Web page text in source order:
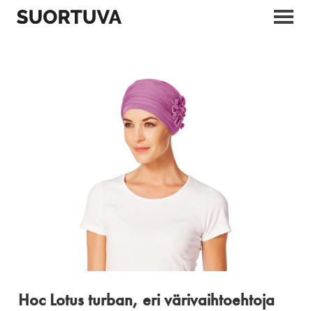
Hoc Lotus turban, eri värivaihtoehtoja